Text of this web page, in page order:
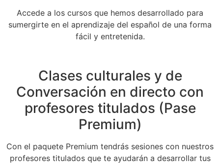
Accede a los cursos que hemos desarrollado para
sumergirte en el aprendizaje del español de una forma
fácil y entretenida.
Clases culturales y de
Conversación en directo con
profesores titulados (Pase
Premium)
Con el paquete Premium tendrás sesiones con nuestros
profesores titulados que te ayudarán a desarrollar tus